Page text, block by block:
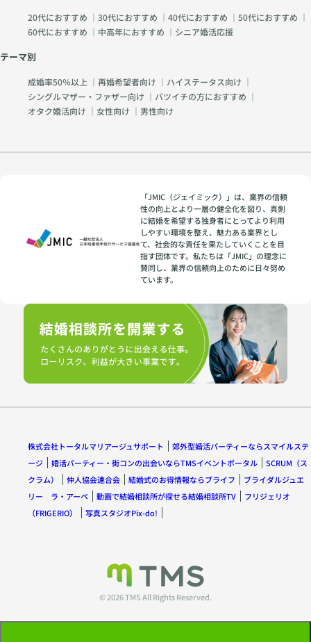
20代におすすめ ｜ 30代におすすめ ｜ 40代におすすめ ｜ 50代におすすめ ｜
60代におすすめ ｜ 中高年におすすめ ｜ シニア婚活応援
テーマ別
成婚率50％以上 ｜ 再婚希望者向け ｜ ハイステータス向け ｜
シングルマザー・ファザー向け ｜ バツイチの方におすすめ ｜
オタク婚活向け ｜ 女性向け ｜ 男性向け
「JMIC（ジェイミック）」は、業界の信頼
性の向上とより一層の健全化を図り、真剣
に結婚を希望する独身者にとってより利用
しやすい環境を整え、魅力ある業界とし
て、社会的な責任を果たしていくことを目
指す団体です。私たちは「JMIC」の理念に
賛同し、業界の信頼向上のために日々努め
ています。
株式会社トータルマリアージュサポート
郊外型婚活パーティーならスマイルステ
ージ
婚活パーティー・街コンの出会いならTMSイベントポータル
SCRUM（ス
クラム）
仲人協会連合会 結婚式のお得情報ならブライフ
ブライダルジュエ
リー ラ・アーペ
動画で結婚相談所が探せる結婚相談所TV
フリジェリオ
（FRIGERIO）
写真スタジオPix-do!
© 2026 TMS All Rights Reserved.